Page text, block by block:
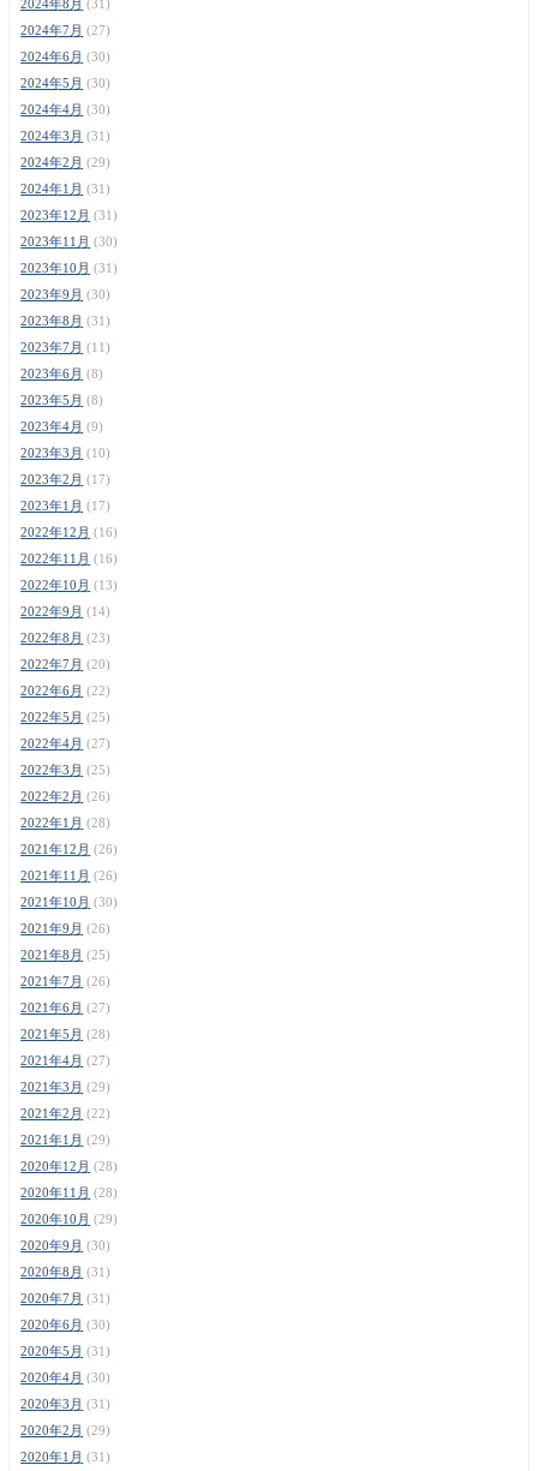
2024年8月 (31)
2024年7月 (27)
2024年6月 (30)
2024年5月 (30)
2024年4月 (30)
2024年3月 (31)
2024年2月 (29)
2024年1月 (31)
2023年12月 (31)
2023年11月 (30)
2023年10月 (31)
2023年9月 (30)
2023年8月 (31)
2023年7月 (11)
2023年6月 (8)
2023年5月 (8)
2023年4月 (9)
2023年3月 (10)
2023年2月 (17)
2023年1月 (17)
2022年12月 (16)
2022年11月 (16)
2022年10月 (13)
2022年9月 (14)
2022年8月 (23)
2022年7月 (20)
2022年6月 (22)
2022年5月 (25)
2022年4月 (27)
2022年3月 (25)
2022年2月 (26)
2022年1月 (28)
2021年12月 (26)
2021年11月 (26)
2021年10月 (30)
2021年9月 (26)
2021年8月 (25)
2021年7月 (26)
2021年6月 (27)
2021年5月 (28)
2021年4月 (27)
2021年3月 (29)
2021年2月 (22)
2021年1月 (29)
2020年12月 (28)
2020年11月 (28)
2020年10月 (29)
2020年9月 (30)
2020年8月 (31)
2020年7月 (31)
2020年6月 (30)
2020年5月 (31)
2020年4月 (30)
2020年3月 (31)
2020年2月 (29)
2020年1月 (31)